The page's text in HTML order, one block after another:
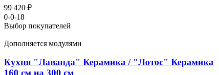
99 420 ₽
0-0-18
Выбор покупателей
Дополняется модулями
Кухня "Лаванда" Керамика / "Лотос" Керамика